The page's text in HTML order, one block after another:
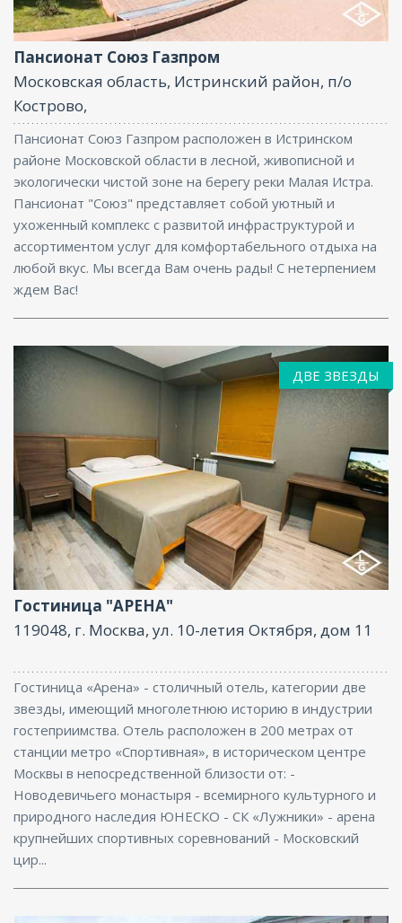
Конференц-зал
Пансионат Союз Газпром
Московская область, Истринский район, п/о
Кострово,
Пансионат Союз Газпром расположен в Истринском
районе Московской области в лесной, живописной и
экологически чистой зоне на берегу реки Малая Истра.
Пансионат "Союз" представляет собой уютный и
ухоженный комплекс с развитой инфраструктурой и
ассортиментом услуг для комфортабельного отдыха на
любой вкус. Мы всегда Вам очень рады! С нетерпением
ждем Вас!
Ресторан, Бассейн, СПА/Оздоровительный центр,
Бизнес-центр, Баня
ДВЕ ЗВЕЗДЫ
Гостиница "АРЕНА"
119048, г. Москва, ул. 10-летия Октября, дом 11
Гостиница «Арена» - столичный отель, категории две
звезды, имеющий многолетнюю историю в индустрии
гостеприимства. Отель расположен в 200 метрах от
станции метро «Спортивная», в историческом центре
Москвы в непосредственной близости от: -
Новодевичьего монастыря - всемирного культурного и
природного наследия ЮНЕСКО - СК «Лужники» - арена
крупнейших спортивных соревнований - Московский
цир...